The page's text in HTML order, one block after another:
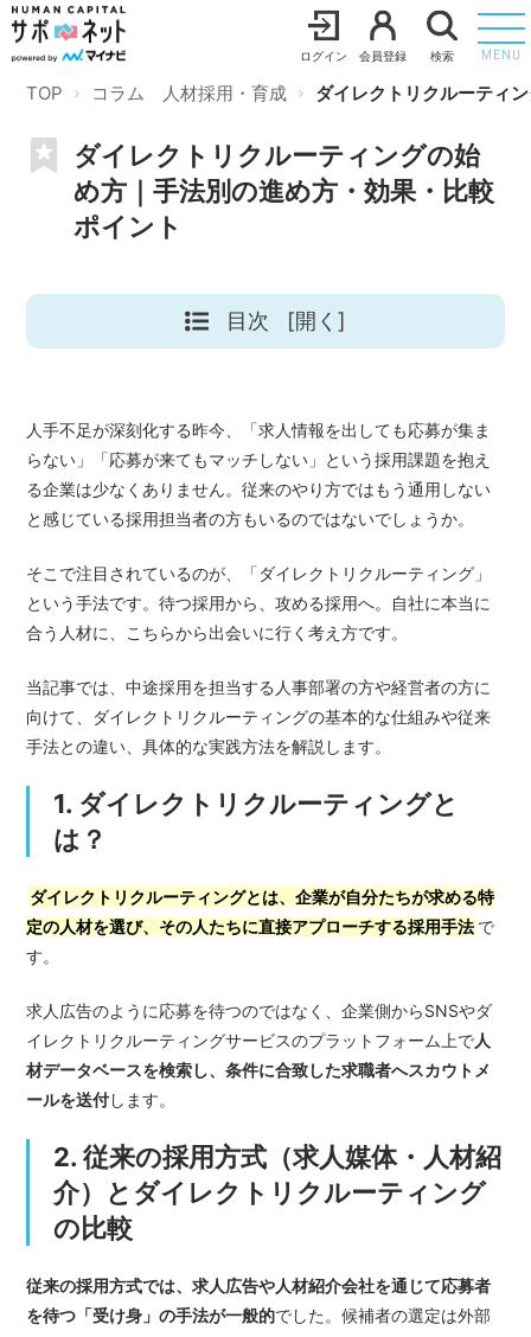
ログイン 会員登録 検索 MENU
TOP コラム 人材採用・育成 ダイレクトリクルーティ
ダイレクトリクルーティングの始
め方｜手法別の進め方・効果・比較
ポイント
目次 [開く]
人手不足が深刻化する昨今、「求人情報を出しても応募が集ま
らない」「応募が来てもマッチしない」という採用課題を抱え
る企業は少なくありません。従来のやり方ではもう通用しない
と感じている採用担当者の方もいるのではないでしょうか。
そこで注目されているのが、「ダイレクトリクルーティング」
という手法です。待つ採用から、攻める採用へ。自社に本当に
合う人材に、こちらから出会いに行く考え方です。
当記事では、中途採用を担当する人事部署の方や経営者の方に
向けて、ダイレクトリクルーティングの基本的な仕組みや従来
手法との違い、具体的な実践方法を解説します。
1. ダイレクトリクルーティングと
は？
ダイレクトリクルーティングとは、企業が自分たちが求める特
定の人材を選び、その人たちに直接アプローチする採用手法 で
す。
求人広告のように応募を待つのではなく、企業側からSNSやダ
イレクトリクルーティングサービスのプラットフォーム上で人
材データベースを検索し、条件に合致した求職者へスカウトメ
ールを送付します。
2. 従来の採用方式（求人媒体・人材紹
介）とダイレクトリクルーティング
の比較
従来の採用方式では、求人広告や人材紹介会社を通じて応募者
を待つ「受け身」の手法が一般的でした。候補者の選定は外部